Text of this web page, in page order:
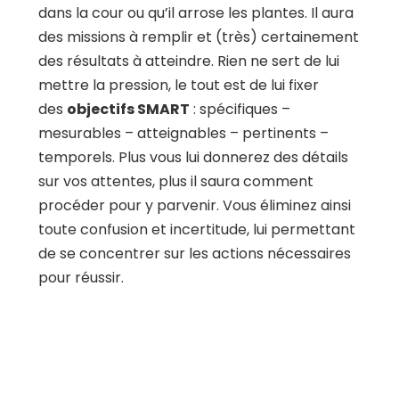
dans la cour ou qu’il arrose les plantes. Il aura
des missions à remplir et (très) certainement
des résultats à atteindre. Rien ne sert de lui
mettre la pression, le tout est de lui fixer
des objectifs SMART : spécifiques –
mesurables – atteignables – pertinents –
temporels. Plus vous lui donnerez des détails
sur vos attentes, plus il saura comment
procéder pour y parvenir. Vous éliminez ainsi
toute confusion et incertitude, lui permettant
de se concentrer sur les actions nécessaires
pour réussir.